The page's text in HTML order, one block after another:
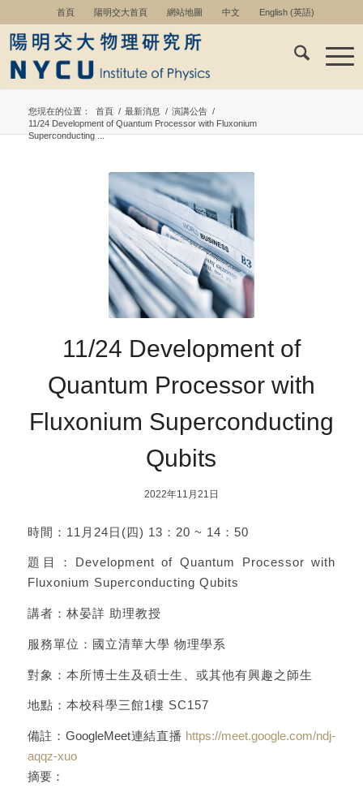
首頁 陽明交大首頁 網站地圖 中文 English(英語)
您現在的位置： 首頁 / 最新消息 / 演講公告 /
11/24 Development of Quantum Processor with Fluxonium
Superconducting ...
11/24 Development of
Quantum Processor with
Fluxonium Superconducting
Qubits
2022年11月21日
時間：11月24日(四) 13：20 ~ 14：50
題目：Development of Quantum Processor with
Fluxonium Superconducting Qubits
講者：林晏詳 助理教授
服務單位：國立清華大學 物理學系
對象：本所博士生及碩士生、或其他有興趣之師生
地點：本校科學三館1樓 SC157
備註：GoogleMeet連結直播 https://meet.google.com/ndj-
aqqz-xuo
摘要：